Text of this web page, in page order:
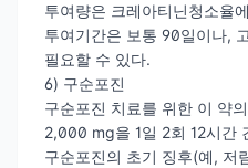
투여량은 크레아티닌청소율
투여기간은 보통 90일이나,
필요할 수 있다.
6) 구순포진
구순포진 치료를 위한 이 약
2,000 mg을 1일 2회 12시간
구순포진의 초기 징후(예, 저